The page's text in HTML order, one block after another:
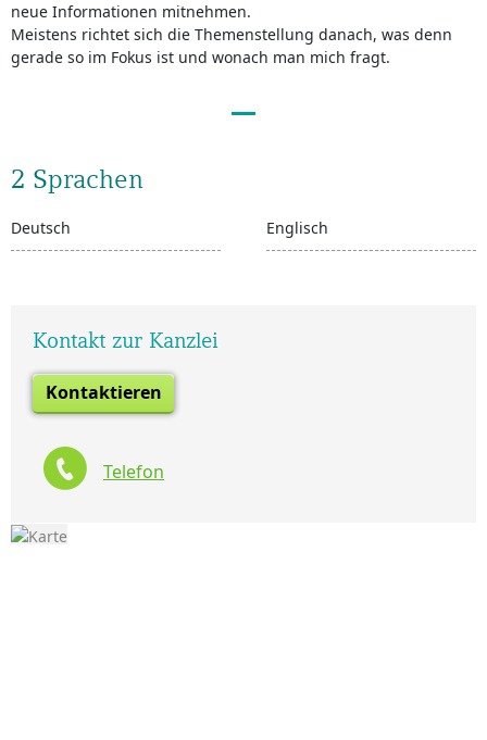
neue Informationen mitnehmen.
Meistens richtet sich die Themenstellung danach, was denn
gerade so im Fokus ist und wonach man mich fragt.
2 Sprachen
Deutsch Englisch
Kontakt zur Kanzlei
Kontaktieren
Telefon